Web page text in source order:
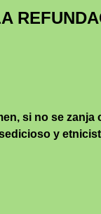
si no se
y